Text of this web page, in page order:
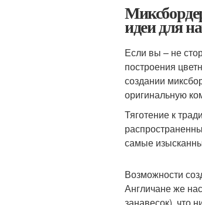
идеи для
Если вы – не
построения
создании
оригинальную
Тяготение к
самые
Возможности
Англичане же